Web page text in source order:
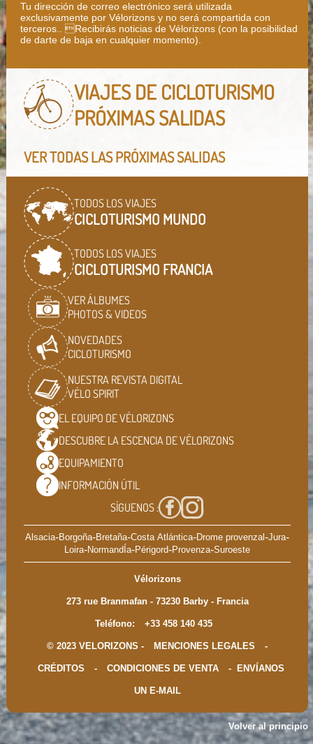
Tu dirección de correo electrónico será utilizada
exclusivamente por Vélorizons y no será compartida con
terceros.. Recibirás noticias de Vélorizons (con la posibilidad
de darte de baja en cualquier momento).
VIAJES DE CICLOTURISMO
PRÓXIMAS SALIDAS
VER TODAS LAS PRÓXIMAS SALIDAS
TODOS LOS VIAJES
CICLOTURISMO MUNDO
TODOS LOS VIAJES
CICLOTURISMO FRANCIA
VER ÁLBUMES
PHOTOS & VIDEOS
NOVEDADES
CICLOTURISMO
NUESTRA REVISTA DIGITAL
VÉLO SPIRIT
EL EQUIPO DEVÉLORIZONS
DESCUBRE LA ESCENCIA DEVÉLORIZONS
EQUIPAMIENTO
INFORMACIÓN ÚTIL
SÍGUENOS :
Alsacia-Borgoña-Bretaña-Costa Atlántica-Drome provenzal-Jura-
Loira-NormandÍa-Périgord-Provenza-Suroeste
Vélorizons
273 rue Branmafan - 73230 Barby - Francia
Teléfono: +33 458 140 435
© 2023 VELORIZONS - MENCIONES LEGALES -
CRÉDITOS - CONDICIONES DE VENTA - ENVÍANOS
UN E-MAIL
Volver al principio